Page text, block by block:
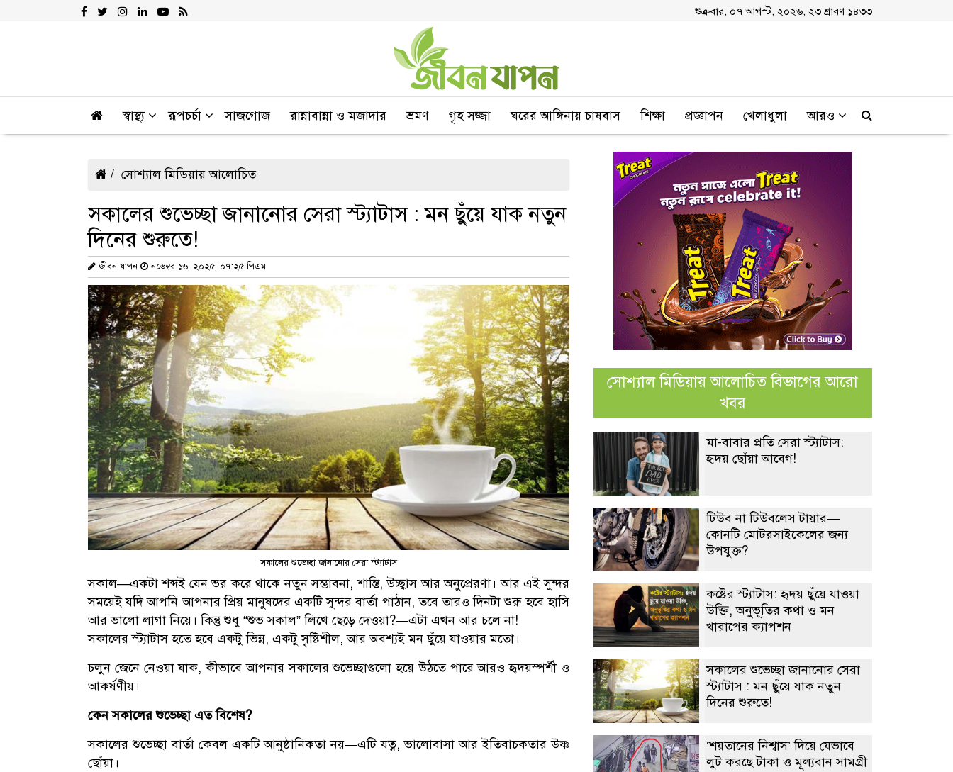
শুক্রবার, ০৭ আগস্ট, ২০২৬, ২৩ শ্রাবণ ১৪৩৩
স্বাস্থ্য রূপচর্চা সাজগোজ রান্নাবান্না ও মজাদার ভ্রমণ গৃহ সজ্জা ঘরের আঙ্গিনায় চাষবাস শিক্ষা প্রজ্ঞাপন খেলাধুলা আরও
সোশ্যাল মিডিয়ায় আলোচিত
সকালের শুভেচ্ছা জানানোর সেরা স্ট্যাটাস : মন ছুঁয়ে যাক নতুন
দিনের শুরুতে!
জীবন যাপন নভেম্বর ১৬, ২০২৫, ০৭:২৫ পিএম
সকালের শুভেচ্ছা জানানোর সেরা স্ট্যাটাস
সকাল—একটা শব্দই যেন ভর করে থাকে নতুন সম্ভাবনা, শান্তি, উচ্ছ্বাস আর অনুপ্রেরণা। আর এই সুন্দর
সময়েই যদি আপনি আপনার প্রিয় মানুষদের একটি সুন্দর বার্তা পাঠান, তবে তারও দিনটা শুরু হবে হাসি
আর ভালো লাগা নিয়ে। কিন্তু শুধু “শুভ সকাল” লিখে ছেড়ে দেওয়া?—এটা এখন আর চলে না!
সকালের স্ট্যাটাস হতে হবে একটু ভিন্ন, একটু সৃষ্টিশীল, আর অবশ্যই মন ছুঁয়ে যাওয়ার মতো।
চলুন জেনে নেওয়া যাক, কীভাবে আপনার সকালের শুভেচ্ছাগুলো হয়ে উঠতে পারে আরও হৃদয়স্পর্শী ও
আকর্ষণীয়।
কেন সকালের শুভেচ্ছা এত বিশেষ?
সকালের শুভেচ্ছা বার্তা কেবল একটি আনুষ্ঠানিকতা নয়—এটি যত্ন, ভালোবাসা আর ইতিবাচকতার উষ্ণ
ছোঁয়া।
সোশ্যাল মিডিয়ায় আলোচিত বিভাগের আরো
খবর
মা-বাবার প্রতি সেরা স্ট্যাটাস:
হৃদয় ছোঁয়া আবেগ!
টিউব না টিউবলেস টায়ার—
কোনটি মোটরসাইকেলের জন্য
উপযুক্ত?
কষ্টের স্ট্যাটাস: হৃদয় ছুঁয়ে যাওয়া
উক্তি, অনুভূতির কথা ও মন
খারাপের ক্যাপশন
সকালের শুভেচ্ছা জানানোর সেরা
স্ট্যাটাস : মন ছুঁয়ে যাক নতুন
দিনের শুরুতে!
‘শয়তানের নিশ্বাস’ দিয়ে যেভাবে
লুট করছে টাকা ও মূল্যবান সামগ্রী